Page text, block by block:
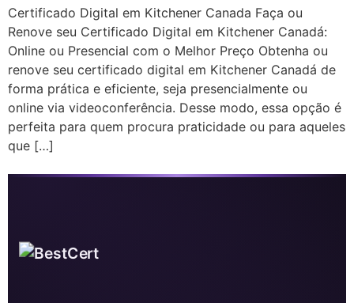
Certificado Digital em Kitchener Canada Faça ou
Renove seu Certificado Digital em Kitchener Canadá:
Online ou Presencial com o Melhor Preço Obtenha ou
renove seu certificado digital em Kitchener Canadá de
forma prática e eficiente, seja presencialmente ou
online via videoconferência. Desse modo, essa opção é
perfeita para quem procura praticidade ou para aqueles
que […]